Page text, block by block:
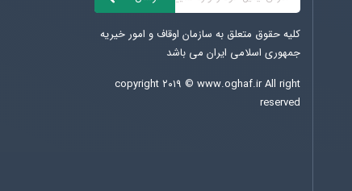
کلیه حقوق متعلق به سازمان اوقاف و امور خیریه
جمهوری اسلامی ایران می باشد
copyright ۲۰۱۹ © www.oghaf.irAll right
reserved